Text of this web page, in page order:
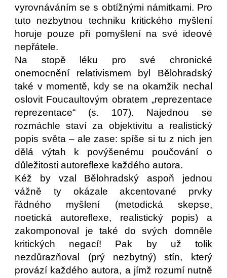
vyrovnáváním se s obtížnými námitkami. Pro
tuto nezbytnou techniku kritického myšlení
horuje pouze při pomyšlení na své ideové
nepřátele.
Na stopě léku pro své chronické
onemocnění relativismem byl Bělohradský
také v momentě, kdy se na okamžik nechal
oslovit Foucaultovým obratem „reprezentace
reprezentace“ (s. 107). Najednou se
rozmáchle staví za objektivitu a realistický
popis světa – ale zase: spíše si tu z nich jen
dělá výtah k povýšenému poučování o
důležitosti autoreflexe každého autora.
Kéž by vzal Bělohradský aspoň jednou
vážně ty okázale akcentované prvky
řádného myšlení (metodická skepse,
noetická autoreflexe, realistický popis) a
zakomponoval je také do svých domněle
kritických negací! Pak by už tolik
nezdůrazňoval (prý nezbytný) stín, který
provází každého autora, a jímž rozumí nutně